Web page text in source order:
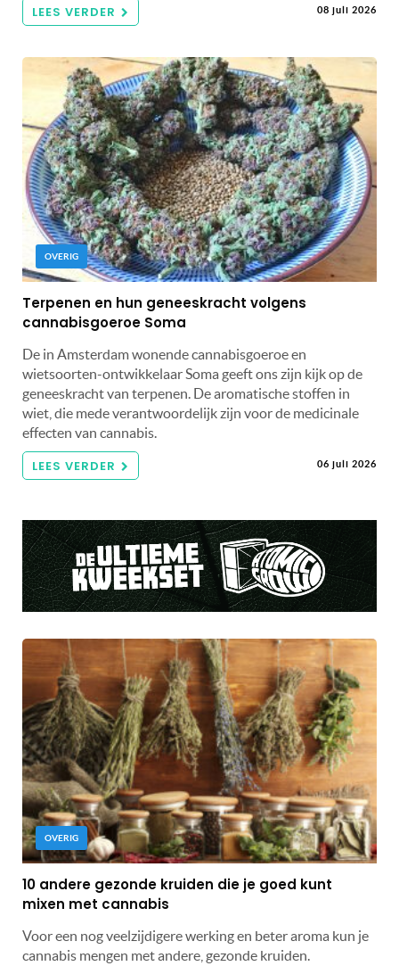
LEES VERDER 08 juli 2026
OVERIG
Terpenen en hun geneeskracht volgens
cannabisgoeroe Soma
De in Amsterdam wonende cannabisgoeroe en
wietsoorten-ontwikkelaar Soma geeft ons zijn kijk op de
geneeskracht van terpenen. De aromatische stoffen in
wiet, die mede verantwoordelijk zijn voor de medicinale
effecten van cannabis.
LEES VERDER 06 juli 2026
OVERIG
10 andere gezonde kruiden die je goed kunt
mixen met cannabis
Voor een nog veelzijdigere werking en beter aroma kun je
cannabis mengen met andere, gezonde kruiden.